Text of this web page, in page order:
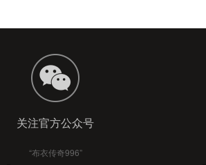
关注官方公众号
“布衣传奇996”